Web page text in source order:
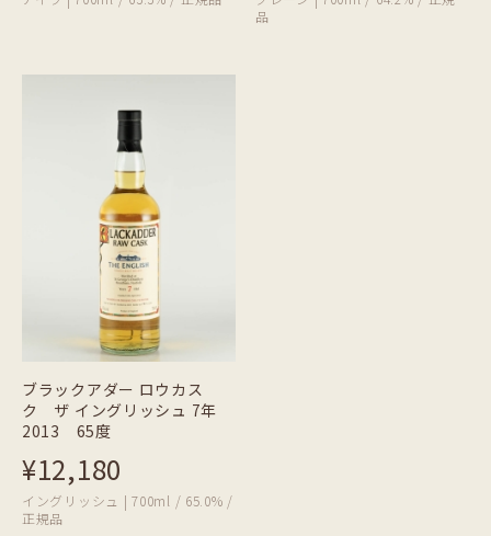
品
ブラックアダー ロウカス
ク ザ イングリッシュ 7年
2013 65度
¥12,180
イングリッシュ | 700ml / 65.0% /
正規品